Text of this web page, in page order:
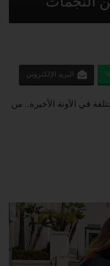
البريد الإلكتروني
في الآونة الأخيرة.. من